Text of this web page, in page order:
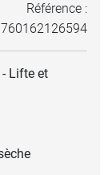
Référence :
Lifte et